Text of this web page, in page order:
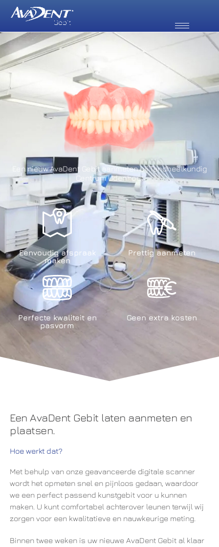
Een nieuw AvaDent Gebit aanmeten bij Tandheelkundig
Centrum Udenhout
Eenvoudig afspraak
maken
Prettig aanmeten
Perfecte kwaliteit en
pasvorm
Geen extra kosten
Een AvaDent Gebit laten aanmeten en
plaatsen.
Hoe werkt dat?
Met behulp van onze geavanceerde digitale scanner
wordt het opmeten snel en pijnloos gedaan, waardoor
we een perfect passend kunstgebit voor u kunnen
maken. U kunt comfortabel achterover leunen terwijl wij
zorgen voor een kwalitatieve en nauwkeurige meting.
Binnen twee weken is uw nieuwe AvaDent Gebit al klaar